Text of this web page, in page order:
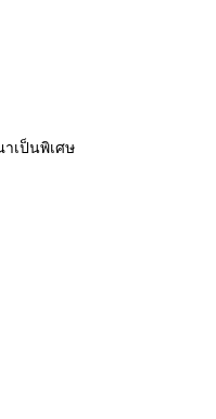
เป็นพิเศษ